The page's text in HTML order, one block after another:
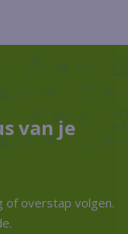
van je
of overstap volgen.